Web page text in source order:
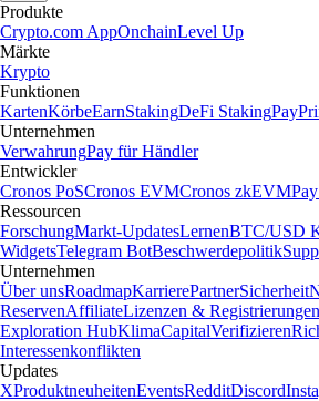
Produkte
Crypto.com AppOnchainLevel Up
Märkte
Krypto
Funktionen
KartenKörbeEarnStakingDeFi StakingPay
Unternehmen
VerwahrungPay für Händler
Entwickler
Cronos PoSCronos EVMCronos zkEVM
Ressourcen
ForschungMarkt-UpdatesLernenBTC/USD
WidgetsTelegram BotBeschwerdepolitik
Unternehmen
Über unsRoadmapKarrierePartnerSicherheit
ReservenAffiliateLizenzen & Registrierungen
Exploration HubKlimaCapitalVerifizieren
Interessenkonflikten
Updates
XProduktneuheitenEventsRedditDiscord